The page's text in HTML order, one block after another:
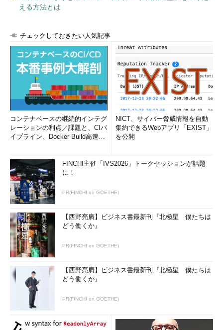
える方法とは
チェックしておきたい人気記事
コンテナベースの継続的インテグ
レーションの利点／課題と、CIパ
イプライン、Docker Build高速化
NICT、サイバー脅威情報を自動
集約できるWebアプリ「EXIST」
を公開
FINCHI主催「IVS2026」トークセッションが話題
に！
PR(FINCHI on GOETHE)
【西野亮廣】ビジネス書最新刊『北極星 僕たちは
どう働くか』
PR(FINCHI on GOETHE)
【西野亮廣】ビジネス書最新刊『北極星 僕たちは
どう働くか』
PR(FINCHI on GOETHE)